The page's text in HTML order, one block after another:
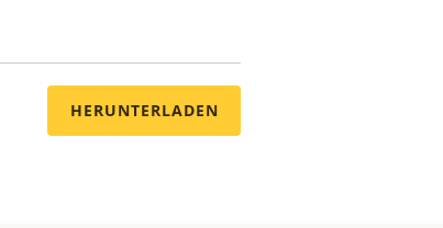
HERUNTERLADEN